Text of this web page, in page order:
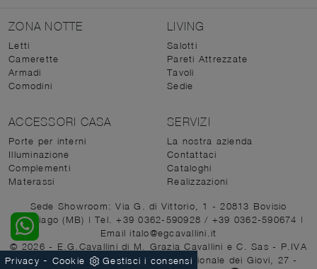
ZONA NOTTE
Letti
Camerette
Armadi
Comodini
LIVING
Salotti
Pareti Attrezzate
Tavoli
Sedie
ACCESSORI CASA
Porte per interni
Illuminazione
Complementi
Materassi
SERVIZI
La nostra azienda
Contattaci
Cataloghi
Realizzazioni
Sede Showroom: Via G. di Vittorio, 1 - 20813 Bovisio
Masciago (MB) | Tel. +39 0362-590928/ +39 0362-590674 |
Email italo@egcavallini.it
© 2026 - E.G.Cavallini di M. Grazia Cavallini e C. Sas - P.IVA
00684330962 |Sede Legale: Via Nazionale dei Giovi, 27 -
Privacy - Cookie Gestisci i consensi